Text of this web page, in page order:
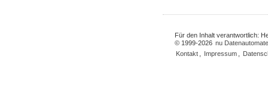
Für den Inhalt verantwortlich:
© 1999-2026 nu
Kontakt
Impressum